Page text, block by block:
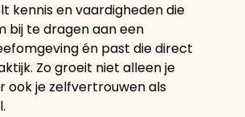
kennis en vaardigheden die
bij te dragen aan een
én past die direct
Zo groeit niet alleen je
ook je zelfvertrouwen als